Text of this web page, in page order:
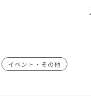
イベント・その他